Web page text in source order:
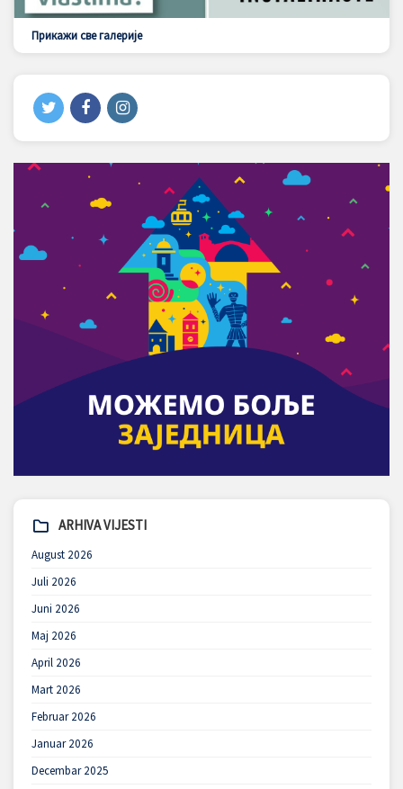
Прикажи све галерије
ARHIVA VIJESTI
August 2026
Juli 2026
Juni 2026
Maj 2026
April 2026
Mart 2026
Februar 2026
Januar 2026
Decembar 2025